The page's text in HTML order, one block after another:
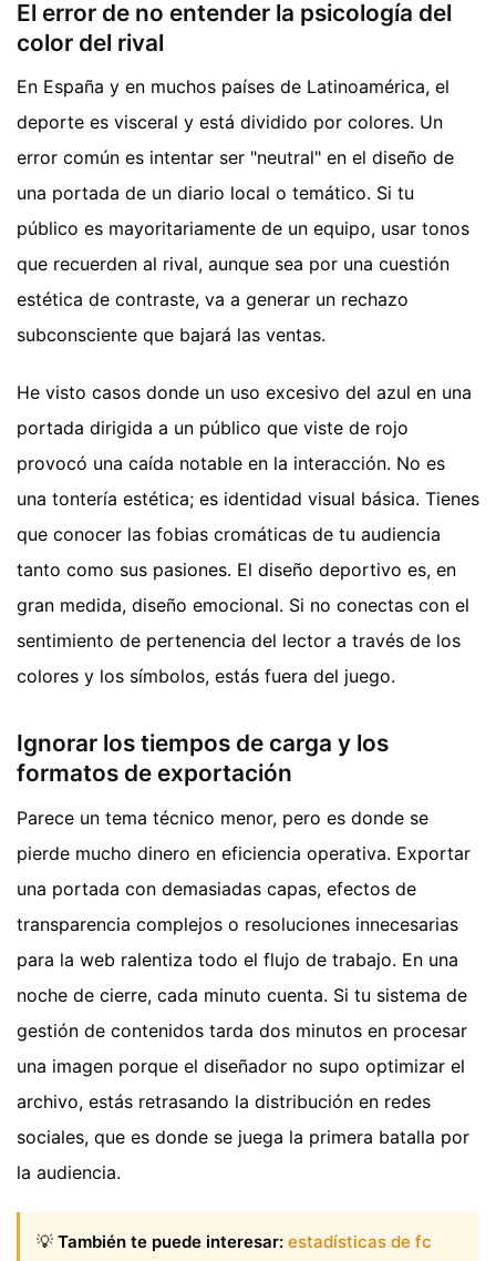
El error de no entender la psicología del
color del rival
En España y en muchos países de Latinoamérica, el
deporte es visceral y está dividido por colores. Un
error común es intentar ser "neutral" en el diseño de
una portada de un diario local o temático. Si tu
público es mayoritariamente de un equipo, usar tonos
que recuerden al rival, aunque sea por una cuestión
estética de contraste, va a generar un rechazo
subconsciente que bajará las ventas.
He visto casos donde un uso excesivo del azul en una
portada dirigida a un público que viste de rojo
provocó una caída notable en la interacción. No es
una tontería estética; es identidad visual básica. Tienes
que conocer las fobias cromáticas de tu audiencia
tanto como sus pasiones. El diseño deportivo es, en
gran medida, diseño emocional. Si no conectas con el
sentimiento de pertenencia del lector a través de los
colores y los símbolos, estás fuera del juego.
Ignorar los tiempos de carga y los
formatos de exportación
Parece un tema técnico menor, pero es donde se
pierde mucho dinero en eficiencia operativa. Exportar
una portada con demasiadas capas, efectos de
transparencia complejos o resoluciones innecesarias
para la web ralentiza todo el flujo de trabajo. En una
noche de cierre, cada minuto cuenta. Si tu sistema de
gestión de contenidos tarda dos minutos en procesar
una imagen porque el diseñador no supo optimizar el
archivo, estás retrasando la distribución en redes
sociales, que es donde se juega la primera batalla por
la audiencia.
💡 También te puede interesar: estadísticas de fc